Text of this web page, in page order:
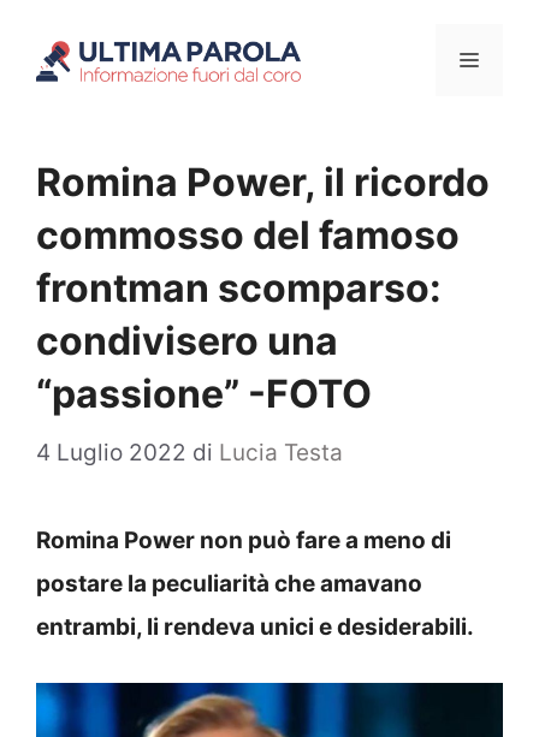
Menu
Romina Power, il ricordo
commosso del famoso
frontman scomparso:
condivisero una
“passione” -FOTO
4 Luglio 2022 di Lucia Testa
Romina Power non può fare a meno di
postare la peculiarità che amavano
entrambi, li rendeva unici e desiderabili.